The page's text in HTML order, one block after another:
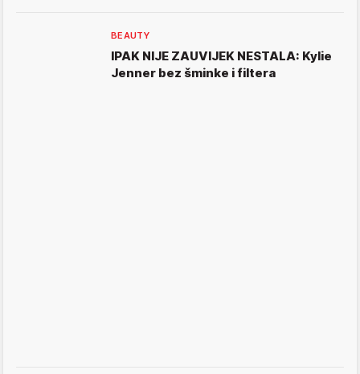
BEAUTY
IPAK NIJE ZAUVIJEK NESTALA: Kylie
Jenner bez šminke i filtera